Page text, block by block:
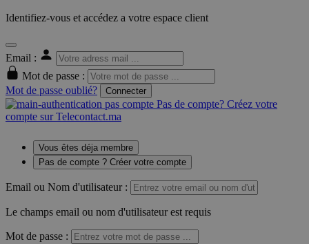
Identifiez-vous et accédez a votre espace client
Email :
Mot de passe :
Mot de passe oublié?
Connecter
Pas de compte? Créez votre
compte sur Telecontact.ma
Vous êtes déja membre
Pas de compte ? Créer votre compte
Email ou Nom d'utilisateur :
Le champs email ou nom d'utilisateur est requis
Mot de passe :